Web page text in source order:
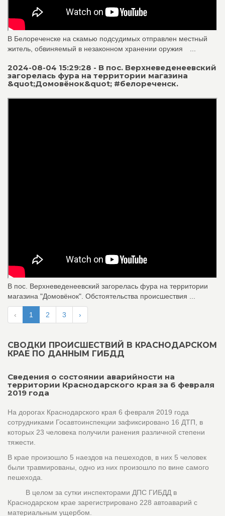
В Белореченске на скамью подсудимых отправлен местный
житель, обвиняемый в незаконном хранении оружия⠀ ...
2024-08-04 15:29:28 - В пос. Верхневеденеевский
загорелась фура на территории магазина
&quot;Домовëнок&quot; #белореченск.
В пос. Верхневеденеевский загорелась фура на территории
магазина "Домовëнок". Обстоятельства происшествия ...
‹ 1 2 3 ›
СВОДКИ ПРОИСШЕСТВИЙ В КРАСНОДАРСКОМ
КРАЕ ПО ДАННЫМ ГИБДД
Сведения о состоянии аварийности на
территории Краснодарского края за 6 февраля
2019 года
На дорогах Краснодарского края 6 февраля 2019 года
сотрудниками Госавтоинспекции зафиксировано 16 ДТП, в
которых 23 человека получили ранения различной степени
тяжести.
В крае произошло 5 наездов на пешеходов, в них 5 человек
были травмированы, одно из них произошло по вине самого
пешехода.
В целом за сутки инспекторами ДПС ГИБДД в
Краснодарском крае зарегистрировано 228 автоаварий с
материальным ущербом.